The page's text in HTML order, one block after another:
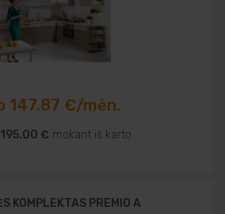
147.87 €/mėn.
€ mokant iš karto
KOMPLEKTAS PREMIO A